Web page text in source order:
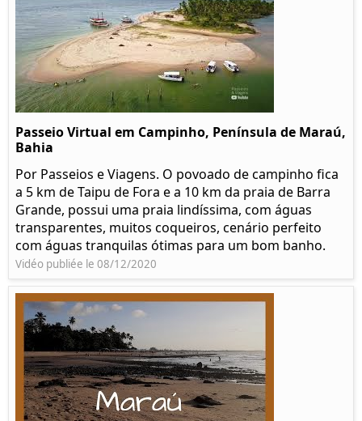
Passeio Virtual em Campinho, Península de Maraú,
Bahia
Por Passeios e Viagens. O povoado de campinho fica
a 5 km de Taipu de Fora e a 10 km da praia de Barra
Grande, possui uma praia lindíssima, com águas
transparentes, muitos coqueiros, cenário perfeito
com águas tranquilas ótimas para um bom banho.
Vidéo publiée le 08/12/2020